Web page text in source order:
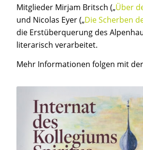
Mitglieder Mirjam Britsch („Über
und Nicolas Eyer („Die Scherben
die Erstüberquerung des
literarisch verarbeitet.
Mehr Informationen folgen mit